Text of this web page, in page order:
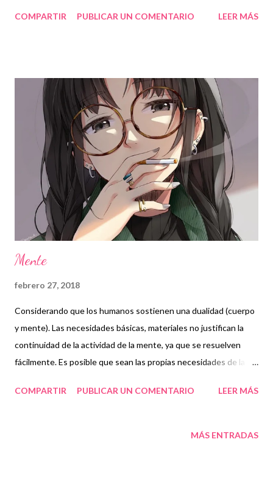
espacio-temporal 6- Aparece una nueva realidad objetiva. Sobre
hipervínculo permite atajar, por tanto lleva a un resultado
posible, aunque a menudo costoso de recorrer por la vía
habitual.
COMPARTIR PUBLICAR UN COMENTARIO LEER MÁS
Mente
febrero 27, 2018
Considerando que los humanos sostienen una dualidad (cuerpo
y mente). Las necesidades básicas, materiales no justifican la
continuidad de la actividad de la mente, ya que se resuelven
fácilmente. Es posible que sean las propias necesidades de la
que la mente se alimenta y desarrolla por la resolución de
figuración mental como un juego de rol, en el cual las
COMPARTIR PUBLICAR UN COMENTARIO LEER MÁS
MÁS ENTRADAS